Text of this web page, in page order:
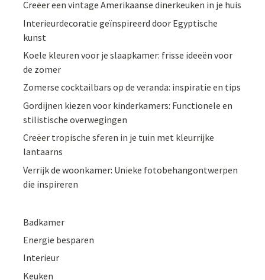
Creëer een vintage Amerikaanse dinerkeuken in je huis
Interieurdecoratie geïnspireerd door Egyptische
kunst
Koele kleuren voor je slaapkamer: frisse ideeën voor
de zomer
Zomerse cocktailbars op de veranda: inspiratie en tips
Gordijnen kiezen voor kinderkamers: Functionele en
stilistische overwegingen
Creëer tropische sferen in je tuin met kleurrijke
lantaarns
Verrijk de woonkamer: Unieke fotobehangontwerpen
die inspireren
Badkamer
Energie besparen
Interieur
Keuken